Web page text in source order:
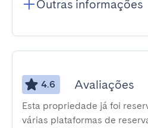
Outras informações
4.6 Avaliações
Esta propriedade já foi
várias plataformas de